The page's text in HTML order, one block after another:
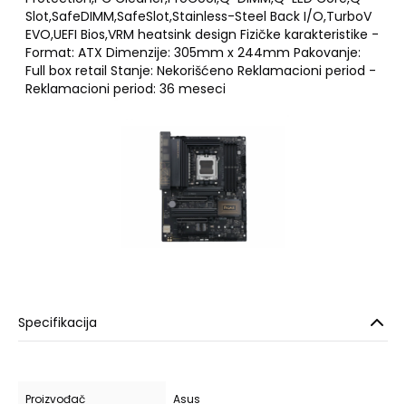
Slot,SafeDIMM,SafeSlot,Stainless-Steel Back I/O,TurboV
EVO,UEFI Bios,VRM heatsink design Fizičke karakteristike -
Format: ATX Dimenzije: 305mm x 244mm Pakovanje:
Full box retail Stanje: Nekorišćeno Reklamacioni period -
Reklamacioni period: 36 meseci
Specifikacija
Proizvođač Asus